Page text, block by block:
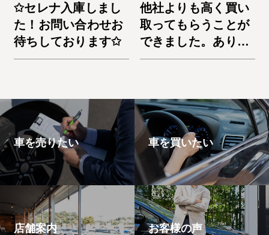
✩セレナ入庫しまし
た！お問い合わせお
待ちしております✩
他社よりも高く買い
取ってもらうことが
できました。ありが
とうございました。
車を売りたい 車を買いたい
店舗案内 お客様の声